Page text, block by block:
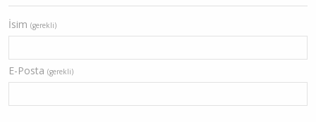
İsim (gerekli)
E-Posta (gerekli)